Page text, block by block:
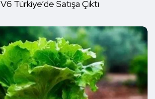
Türkiye’de Satışa Çıktı